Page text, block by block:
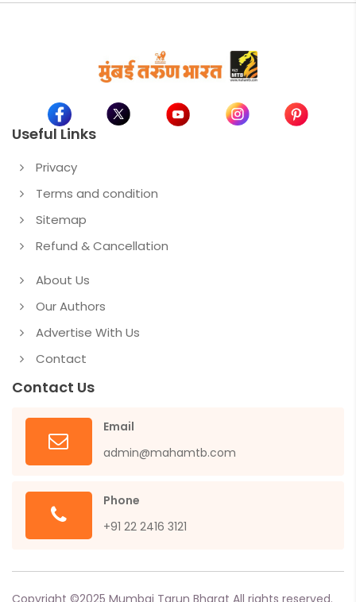
Useful Links
Privacy
Terms and condition
Sitemap
Refund & Cancellation
About Us
Our Authors
Advertise With Us
Contact
Contact Us
Email
admin@mahamtb.com
Phone
+91 22 2416 3121
Copyright ©2025 Mumbai Tarun Bharat All rights reserved.